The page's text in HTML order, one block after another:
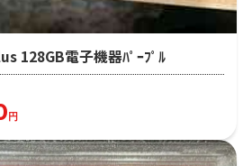
128GB電子機器ﾊﾟｰﾌﾟﾙ
円